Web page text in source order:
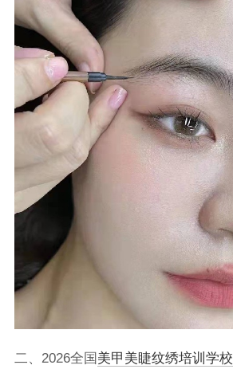
二、2026全国 美甲美睫纹绣培训学校